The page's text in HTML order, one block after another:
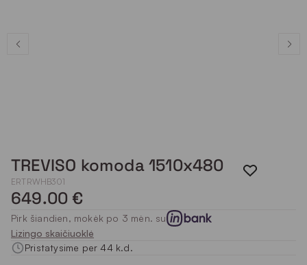
TREVISO komoda 1510x480
ERTRWHB301
649.00 €
Pirk šiandien, mokėk po 3 mėn. su
Lizingo skaičiuoklė
Pristatysime per 44 k.d.